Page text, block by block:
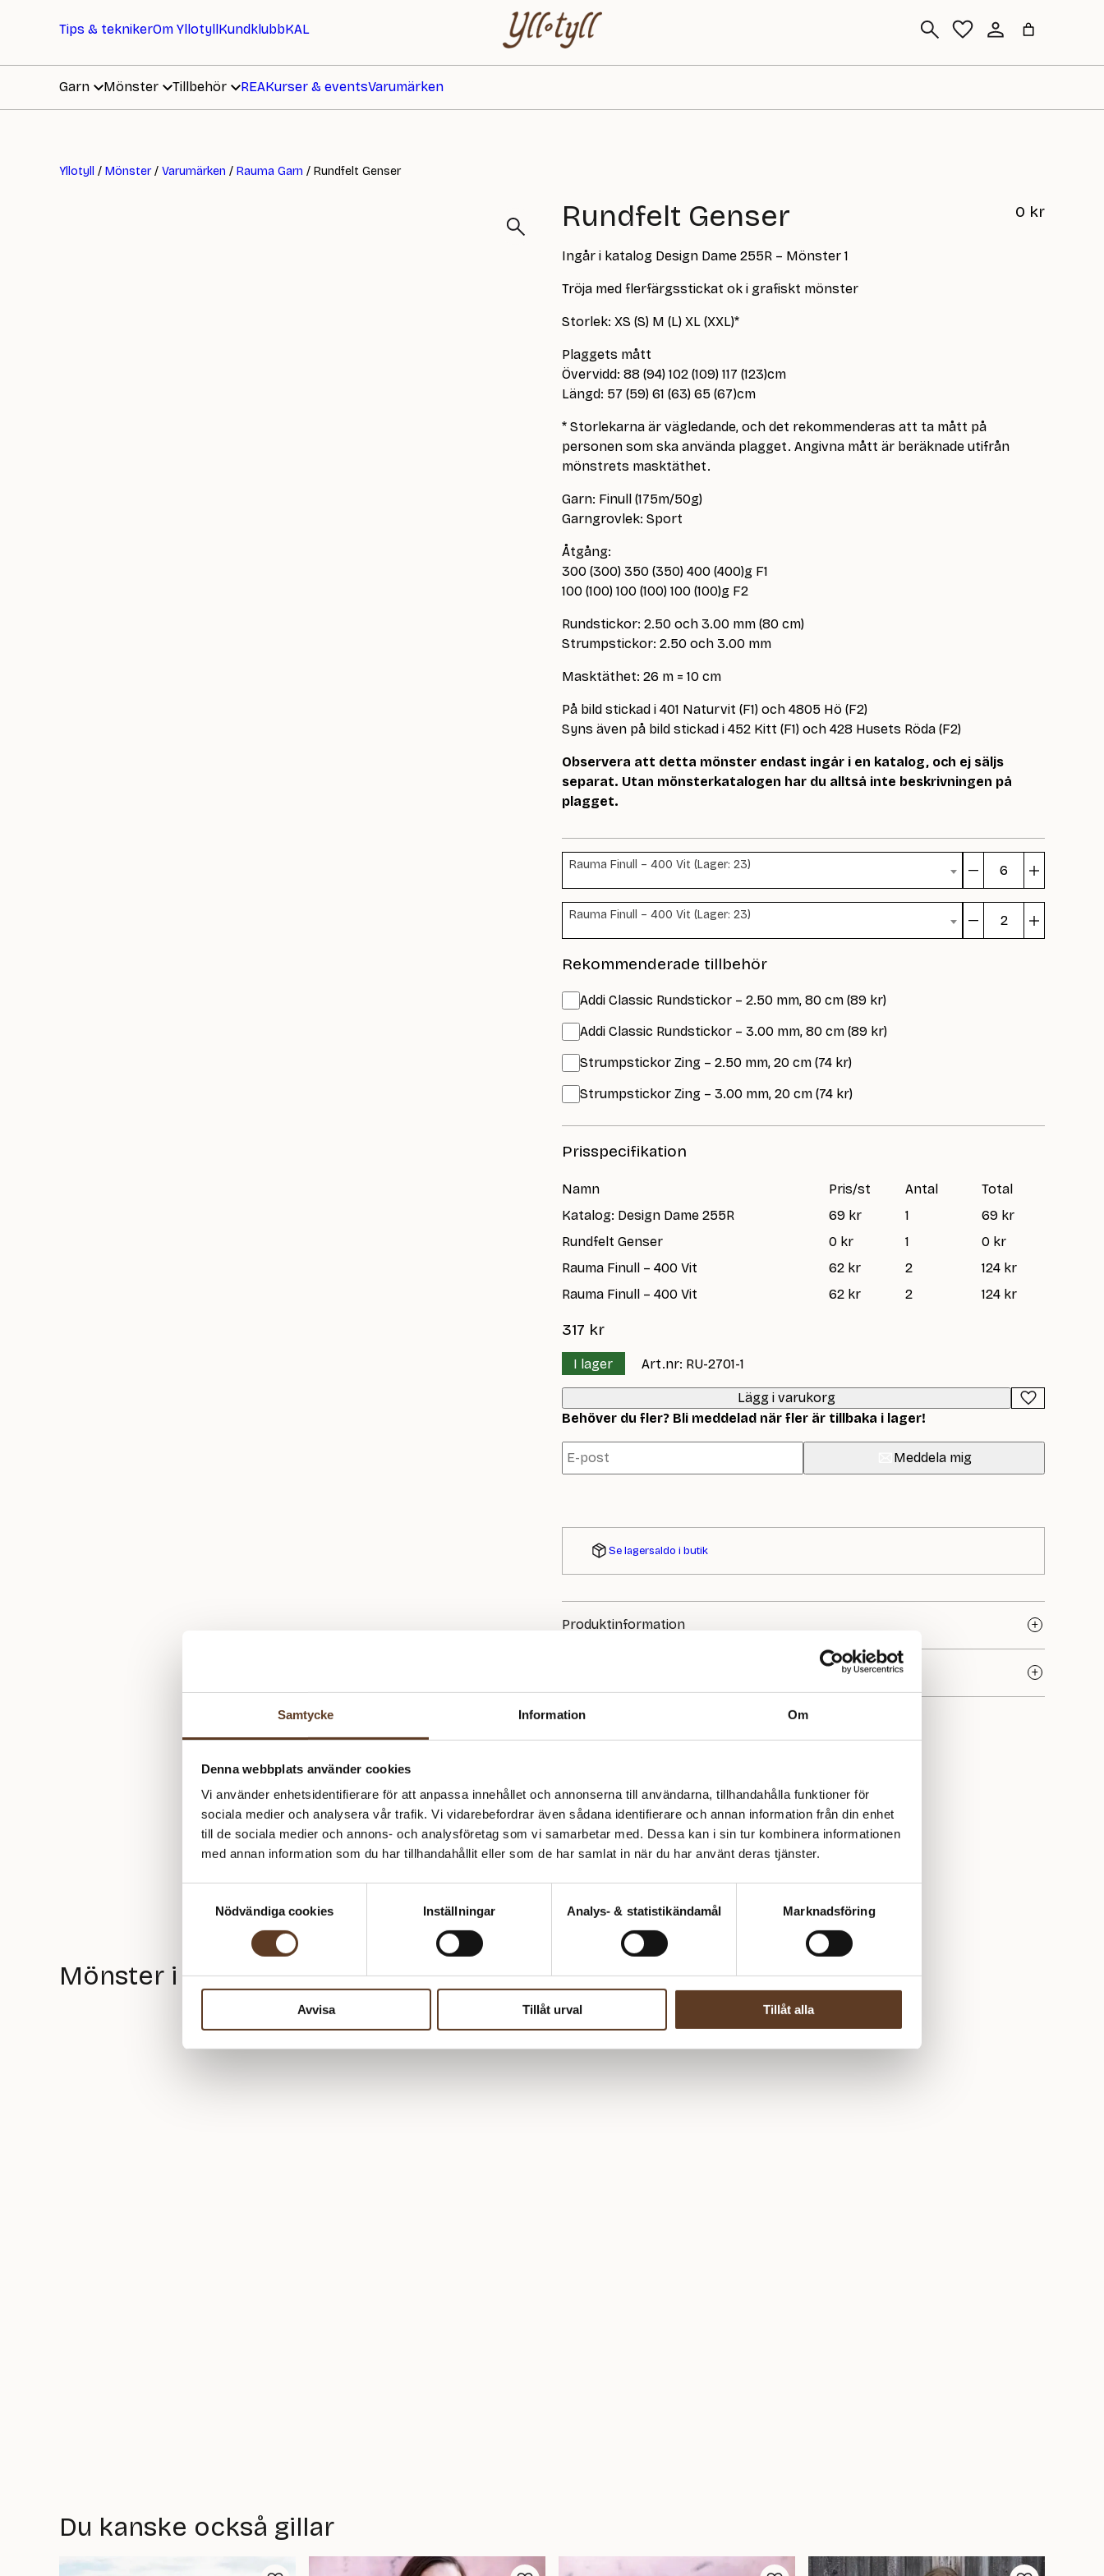
Samtycke Information Om
Denna webbplats använder cookies
Vi använder enhetsidentifierare för att anpassa innehållet och annonserna till användarna, tillhandahålla funktioner för
sociala medier och analysera vår trafik. Vi vidarebefordrar även sådana identifierare och annan information från din enhet
till de sociala medier och annons- och analysföretag som vi samarbetar med. Dessa kan i sin tur kombinera informationen
med annan information som du har tillhandahållit eller som de har samlat in när du har använt deras tjänster.
Nödvändiga cookies
Inställningar Analys- & statistikändamål Marknadsföring
Avvisa Tillåt urval Tillåt alla
Tips & teknikerOm Yllotyll KundklubbKAL
Garn
Mönster Tillbehör REAKurser & eventsVarumärken
Yllotyll / Mönster/ Varumärken / Rauma Garn / Rundfelt Genser
Rundfelt Genser 0 kr
Ingår i katalog Design Dame 255R – Mönster 1
Tröja med flerfärgsstickat ok i grafiskt mönster
Storlek: XS (S) M (L) XL (XXL)*
Plaggets mått
Övervidd: 88 (94) 102 (109) 117 (123)cm
Längd: 57 (59) 61 (63) 65 (67)cm
* Storlekarna är vägledande, och det rekommenderas att ta mått på
personen som ska använda plagget. Angivna mått är beräknade utifrån
mönstrets masktäthet.
Garn: Finull (175m/50g)
Garngrovlek: Sport
Åtgång:
300 (300) 350 (350) 400 (400)g F1
100 (100) 100 (100) 100 (100)g F2
Rundstickor: 2.50 och 3.00 mm (80 cm)
Strumpstickor: 2.50 och 3.00 mm
Masktäthet: 26 m = 10 cm
På bild stickad i 401 Naturvit (F1) och 4805 Hö (F2)
Syns även på bild stickad i 452 Kitt (F1) och 428 Husets Röda (F2)
Observera att detta mönster endast ingår i en katalog, och ej säljs
separat. Utan mönsterkatalogen har du alltså inte beskrivningen på
plagget.
Rauma Finull – 400 Vit (Lager: 23)
Genser
Rauma Finull – 400 Vit (Lager: 23)
Rekommenderade tillbehör
Addi Classic Rundstickor – 2.50 mm, 80 cm (89 kr)
Addi Classic Rundstickor – 3.00 mm, 80 cm (89 kr)
Strumpstickor Zing – 2.50 mm, 20 cm (74 kr)
Strumpstickor Zing – 3.00 mm, 20 cm (74 kr)
Prisspecifikation
Namn Pris/st Antal
Total
Katalog: Design Dame 255R
69 kr 1
69 kr
Rundfelt Genser
0 kr 1
0 kr
Rauma Finull – 400 Vit
62 kr 2
124 kr
Rauma Finull – 400 Vit
62 kr 2 124 kr
317 kr
I lager Art.nr: RU-2701-1
Lägg i varukorg
Behöver du fler? Bli meddelad när fler är tillbaka i lager!
Meddela mig
Se lagersaldo i butik
Produktinformation
stark förankring i norska hantverkstraditioner. Deras garner, som tillverkas av 100% norsk
ull, har i decennier varit uppskattade för sin hållbarhet, mångsidighet och genuina
Mönster i Rundfelt Genser
Du kanske också gillar